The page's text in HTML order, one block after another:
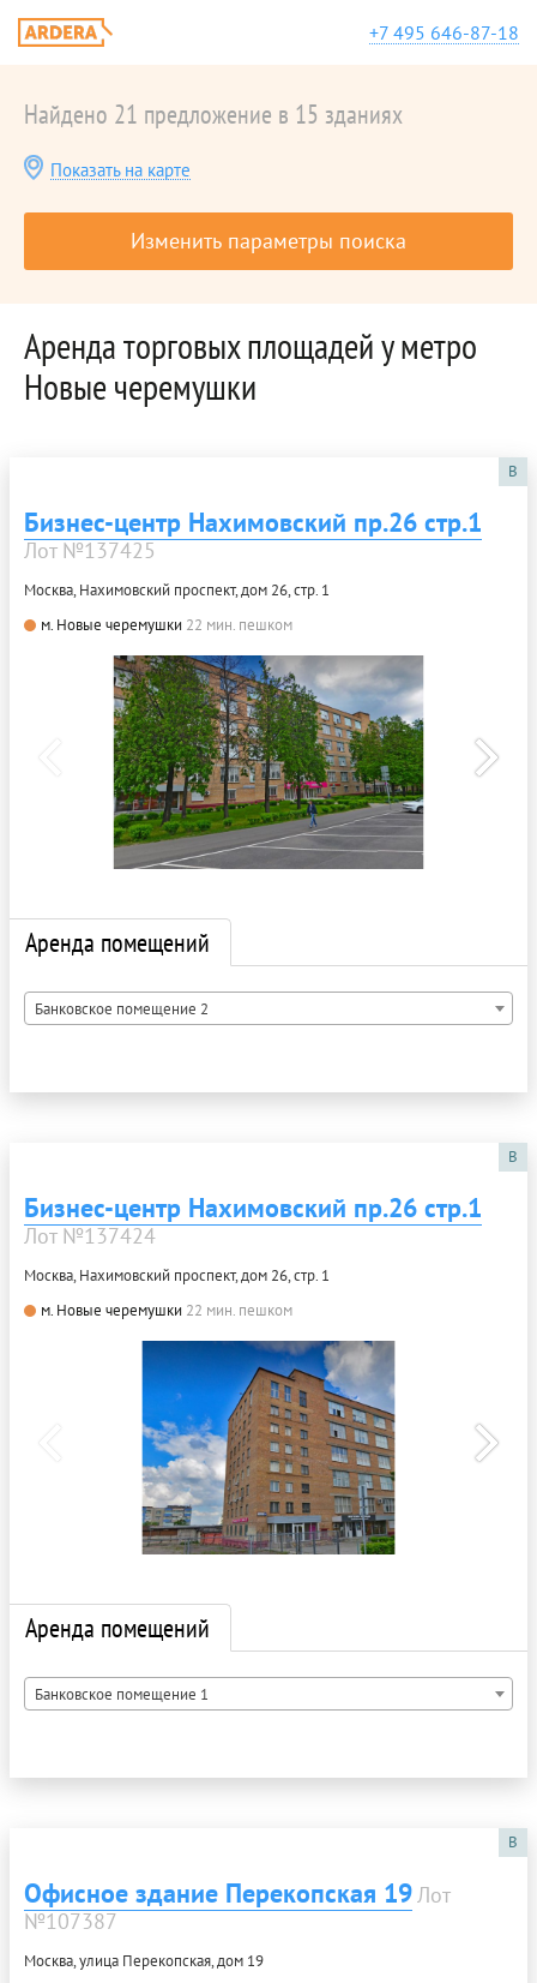
+7 495 646-87-18
Найдено 21 предложение в 15 зданиях
Показать на карте
Изменить параметры поиска
Аренда торговых площадей у метро
Новые черемушки
B
Бизнес-центр Нахимовский пр.26 стр.1
Лот №137425
Москва, Нахимовский проспект, дом 26, стр. 1
м. Новые черемушки 22 мин. пешком
Аренда помещений
Банковское помещение 2
B
Бизнес-центр Нахимовский пр.26 стр.1
Лот №137424
Москва, Нахимовский проспект, дом 26, стр. 1
м. Новые черемушки 22 мин. пешком
Аренда помещений
Банковское помещение 1
B
Офисное здание Перекопская 19Лот
№107387
Москва, улица Перекопская, дом 19